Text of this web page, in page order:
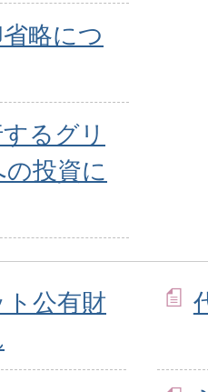
略につ
るグリ
投資に
公有財